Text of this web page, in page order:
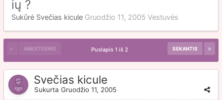
ių ?
Sukūrė Svečias kicule Gruodžio 11, 2005 Vestuvės
ANKSTESNIS SEKANTIS
Puslapis 1 iš 2
Svečias kicule
Sukurta Gruodžio 11, 2005